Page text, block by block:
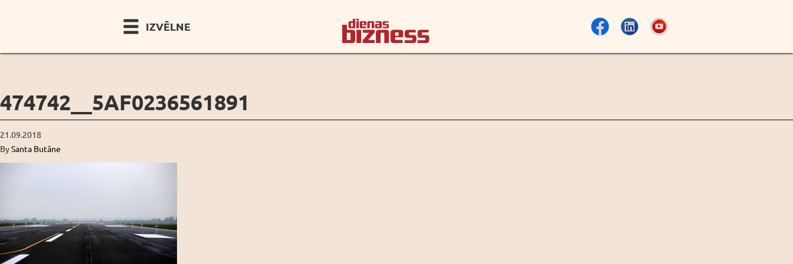
IZVĒLNE
474742__5AF0236561891
21.09.2018
BySanta Butāne